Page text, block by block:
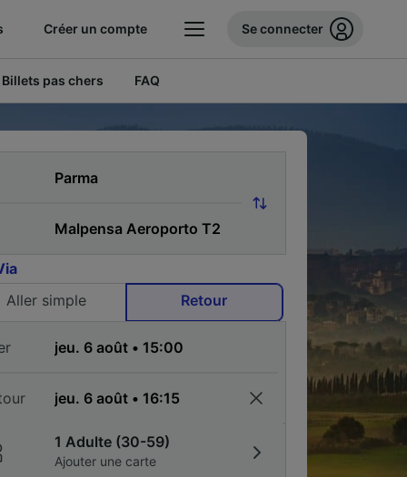
Créer un compte Se connecter
Billets pas chers FAQ
Aller simple
Retour
1 Adulte (30-59)
Ajouter une carte